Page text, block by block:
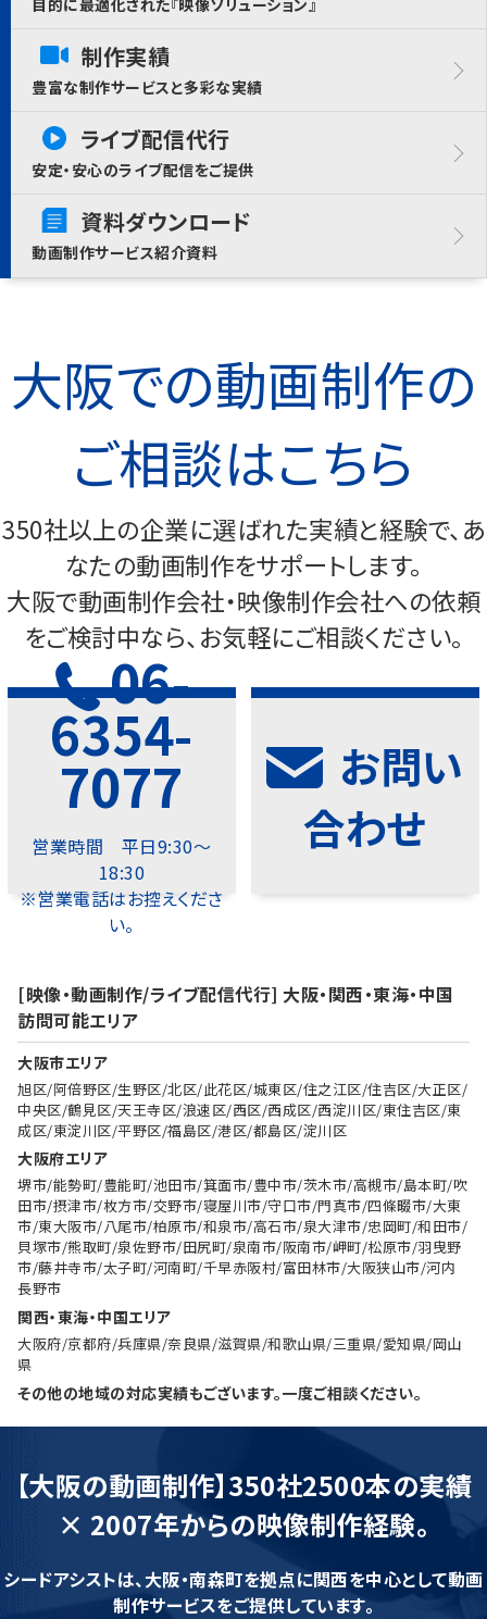
制作実績
豊富な制作サービスと多彩な実績
ライブ配信代行
安定・安心のライブ配信をご提供
資料ダウンロード
動画制作サービス紹介資料
大阪での動画制作の
ご相談はこちら
350社以上の企業に選ばれた実績と経験で、あ
なたの動画制作をサポートします。
大阪で動画制作会社・映像制作会社への依頼
をご検討中なら、お気軽にご相談ください。
06-
6354-
7077
営業時間 平日9:30～
18:30
※営業電話はお控えくださ
い。
お問い
合わせ
[映像・動画制作/ライブ配信代行] 大阪・関西・東海・中国
訪問可能エリア
大阪市エリア
旭区/阿倍野区/生野区/北区/此花区/城東区/住之江区/住吉区/大正区/
中央区/鶴見区/天王寺区/浪速区/西区/西成区/西淀川区/東住吉区/東
成区/東淀川区/平野区/福島区/港区/都島区/淀川区
大阪府エリア
堺市/能勢町/豊能町/池田市/箕面市/豊中市/茨木市/高槻市/島本町/吹
田市/摂津市/枚方市/交野市/寝屋川市/守口市/門真市/四條畷市/大東
市/東大阪市/八尾市/柏原市/和泉市/高石市/泉大津市/忠岡町/和田市/
貝塚市/熊取町/泉佐野市/田尻町/泉南市/阪南市/岬町/松原市/羽曳野
市/藤井寺市/太子町/河南町/千早赤阪村/富田林市/大阪狭山市/河内
長野市
関西・東海・中国エリア
大阪府/京都府/兵庫県/奈良県/滋賀県/和歌山県/三重県/愛知県/岡山
県
その他の地域の対応実績もございます。一度ご相談ください。
【大阪の動画制作】350社2500本の実績
× 2007年からの映像制作経験。
シードアシストは、大阪・南森町を拠点に関西を中心として動画
制作サービスをご提供しています。